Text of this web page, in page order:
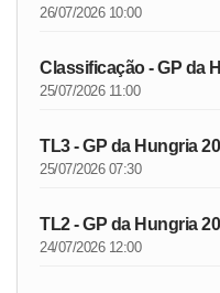
26/07/2026 10:00
Classificação - GP da
25/07/2026 11:00
TL3 - GP da Hungria
25/07/2026 07:30
TL2 - GP da Hungria
24/07/2026 12:00